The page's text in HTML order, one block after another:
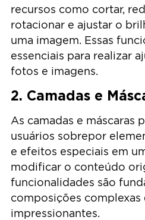
recursos como cortar,
rotacionar e ajustar o
uma imagem. Essas
essenciais para realizar
fotos e imagens.
2. Camadas e
As camadas e máscaras
usuários sobrepor
e efeitos especiais em
modificar o conteúdo
funcionalidades são
composições complexas
impressionantes.